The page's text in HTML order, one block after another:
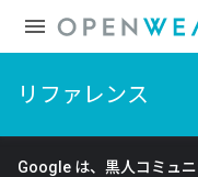
リファレンス
Google は、黒人コミュ